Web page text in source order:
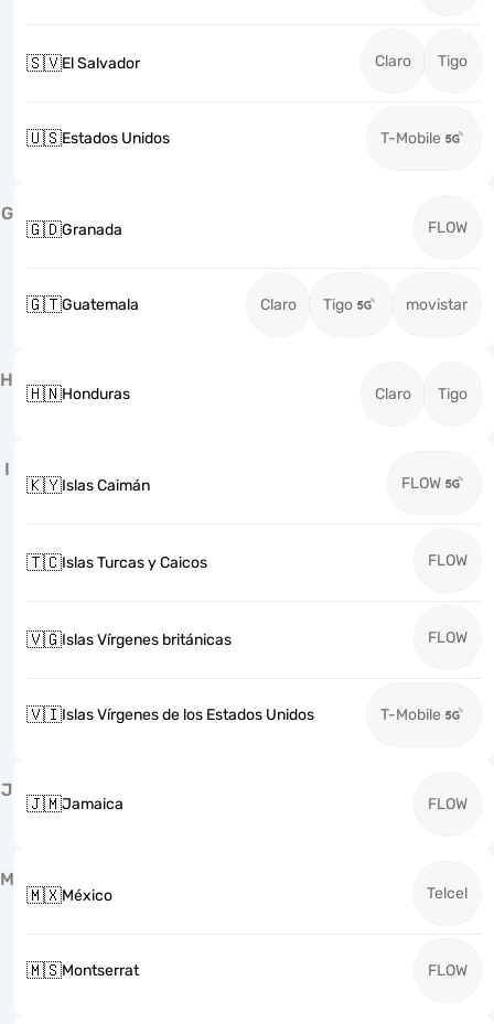
🇸🇻El Salvador Claro Tigo
🇺🇸Estados Unidos T-Mobile
G
🇬🇩Granada FLOW
🇬🇹Guatemala Claro Tigo movistar
H
🇭🇳Honduras Claro Tigo
I
🇰🇾Islas Caimán FLOW
🇹🇨Islas Turcas y Caicos FLOW
🇻🇬Islas Vírgenes británicas FLOW
🇻🇮Islas Vírgenes de los Estados Unidos T-Mobile
J
🇯🇲Jamaica FLOW
M
🇲🇽México Telcel
🇲🇸Montserrat FLOW